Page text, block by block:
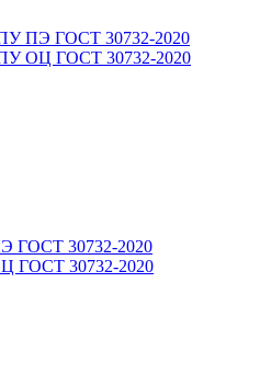
ПЭ ГОСТ 30732-2020
ОЦ ГОСТ 30732-2020
ГОСТ 30732-2020
ГОСТ 30732-2020